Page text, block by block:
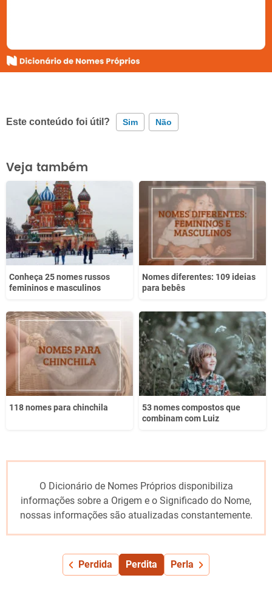
Este conteúdo foi útil? Sim Não
Este conteúdo contém informação incorreta
Este conteúdo não tem a informação que procuro
Outro
Veja também
Conheça 25 nomes russos
femininos e masculinos
Nomes diferentes: 109 ideias
para bebês
118 nomes para chinchila
53 nomes compostos que
combinam com Luiz
O Dicionário de Nomes Próprios disponibiliza
informações sobre a Origem e o Significado do Nome,
nossas informações são atualizadas constantemente.
Perdida Perdita Perla